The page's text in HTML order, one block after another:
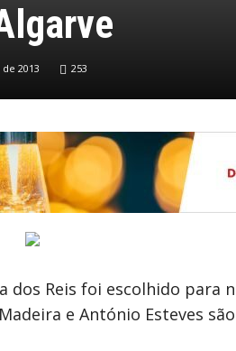
2013 253
dos Reis foi escolhido
e António Esteves